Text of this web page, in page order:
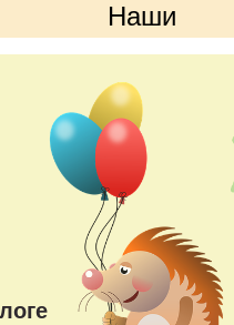
Наши
преимущества